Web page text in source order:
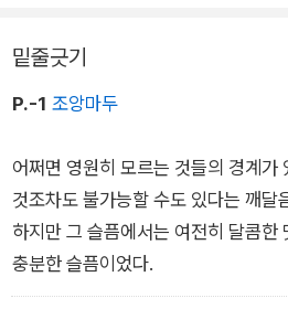
자아 형식, 얽힘으로써 고정되는 존재
제들을 탐구하여 소설의 깊이와 재미
촉각으로 메시지를 전하는 문명을 다
번은 돌아와야 한다. 알겠지? 그래야
는 할머니의 당부 아래 길 잃은 고래
향이 겹쳐지는 〈소금물 주파수〉 또한
펀치라인이 준비되어 있는 작품들이
밑줄긋기
P.-1 조앙마두
어쩌면 영원히 모르는 것들의 경계가
것조차도 불가능할 수도 있다는 깨달
하지만 그 슬픔에서는 여전히 달콤한
충분한 슬픔이었다.